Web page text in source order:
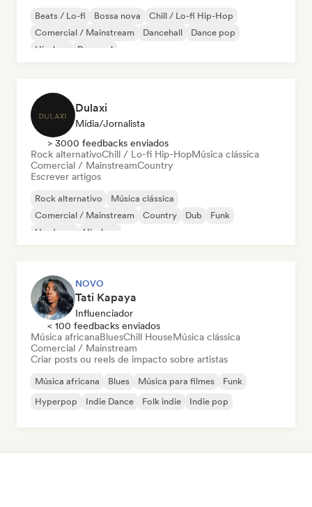
Beats / Lo-fi Bossa nova
Chill / Lo-fi Hip-Hop
Comercial / Mainstream
Dancehall
Dance pop
Hip-hop
Pop soul
Dulaxi
Mídia/Jornalista
> 3000 feedbacks enviados
Rock alternativoChill / Lo-fi Hip-HopMúsica clássica
Comercial / MainstreamCountry
Escrever artigos
Rock alternativo
Música clássica
Comercial / Mainstream
Country Dub
Funk
Hardcore
Hip-hop
NOVO
Tati Kapaya
Influenciador
< 100 feedbacks enviados
Música africanaBluesChill HouseMúsica clássica
Comercial / Mainstream
Criar posts ou reels de impacto sobre artistas
Música africana Blues Música para filmes
Funk
Hyperpop
Indie Dance Folk indie Indie pop